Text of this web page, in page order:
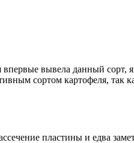
впервые вывела данный сорт,
сортом картофеля, так
пластины и едва